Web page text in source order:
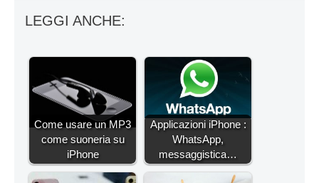
LEGGI ANCHE:
Come usare un MP3
come suoneria su
iPhone
Applicazioni iPhone :
WhatsApp,
messaggistica…